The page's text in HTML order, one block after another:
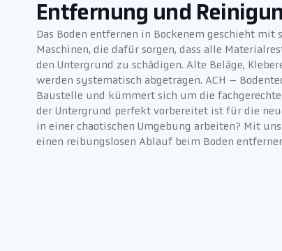
Entfernung und
Das Boden entfernen in Bockenem geschieht mit
Maschinen, die dafür sorgen, dass alle
den Untergrund zu schädigen. Alte Beläge,
werden systematisch abgetragen. ACH –
Baustelle und kümmert sich um die
der Untergrund perfekt vorbereitet ist für die
in einer chaotischen Umgebung arbeiten? Mit
einen reibungslosen Ablauf beim Boden